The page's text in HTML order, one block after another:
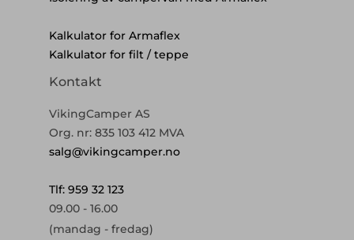
Kalkulator for Armaflex
Kalkulator for filt / teppe
Kontakt
VikingCamper AS
Org. nr: 835 103 412 MVA
salg@vikingcamper.no
Tlf: 959 32 123
09.00 - 16.00
(mandag - fredag)